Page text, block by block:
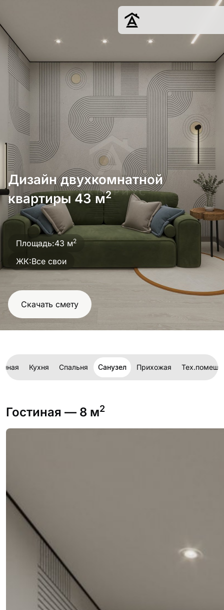
Ремонт
Цены
Наши работы
О нас
Контакты
г. Краснодар
8 (861) 945-12-
34
Обсудить
проект
Дизайн двухкомнатной
квартиры 43 м2
Площадь:43 м2
ЖК:Все свои
Скачать смету
Кухня Спальня Санузел Прихожая
Гостиная — 8 м2